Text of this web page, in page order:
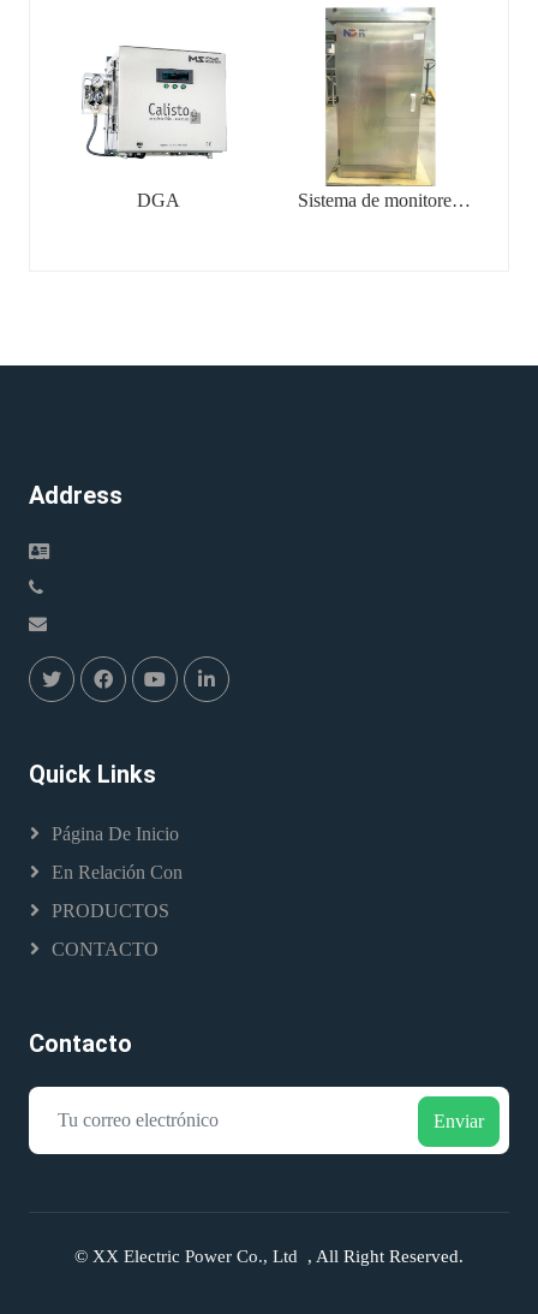
reguladores de tensión
con carga
DGA
Sistema de monitoreo
Address
Quick Links
Página De Inicio
En Relación Con
PRODUCTOS
CONTACTO
Contacto
Enviar
© XX Electric Power Co., Ltd , All Right Reserved.